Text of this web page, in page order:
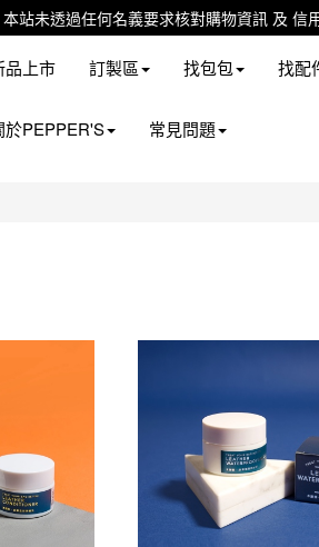
站未透過任何名義要求核對購物資訊 及
品上市 訂製區 找包包 找配
於PEPPER'S 常見問題